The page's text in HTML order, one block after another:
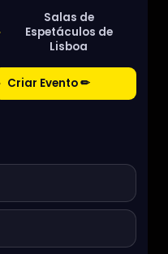
Salas de
Espetáculos de
Lisboa
Criar Evento ✏